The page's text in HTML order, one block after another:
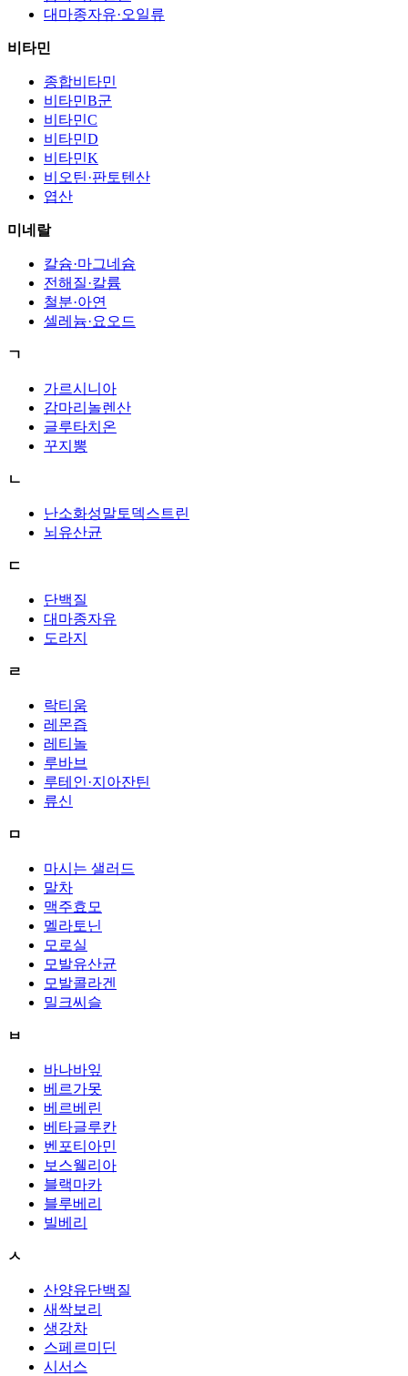
대마종자유·오일류
비타민
종합비타민
비타민B군
비타민C
비타민D
비타민K
비오틴·판토텐산
엽산
미네랄
칼슘·마그네슘
전해질·칼륨
철분·아연
셀레늄·요오드
ㄱ
가르시니아
감마리놀렌산
글루타치온
꾸지뽕
ㄴ
난소화성말토덱스트린
뇌유산균
ㄷ
단백질
대마종자유
도라지
ㄹ
락티움
레몬즙
레티놀
루바브
루테인·지아잔틴
류신
ㅁ
마시는 샐러드
말차
맥주효모
멜라토닌
모로실
모발유산균
모발콜라겐
밀크씨슬
ㅂ
바나바잎
베르가못
베르베린
베타글루칸
벤포티아민
보스웰리아
블랙마카
블루베리
빌베리
ㅅ
산양유단백질
새싹보리
생강차
스페르미딘
시서스